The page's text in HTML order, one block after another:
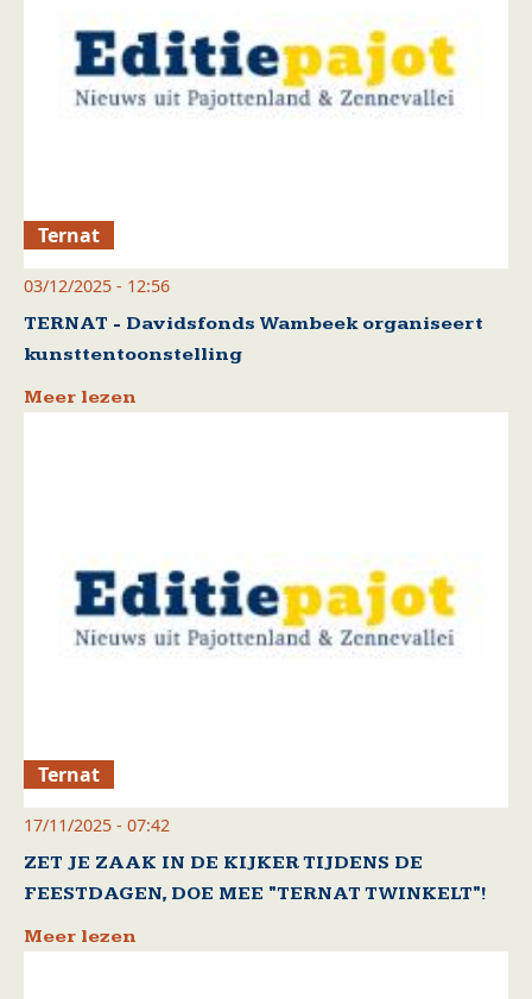
Ternat
03/12/2025 - 12:56
TERNAT - Davidsfonds Wambeek organiseert
kunsttentoonstelling
Meer lezen
Ternat
17/11/2025 - 07:42
ZET JE ZAAK IN DE KIJKER TIJDENS DE
FEESTDAGEN, DOE MEE "TERNAT TWINKELT"!
Meer lezen